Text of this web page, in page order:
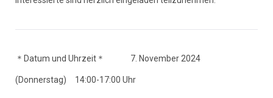
＊Datum und Uhrzeit＊ 7. November 2024
(Donnerstag) 14:00-17:00 Uhr